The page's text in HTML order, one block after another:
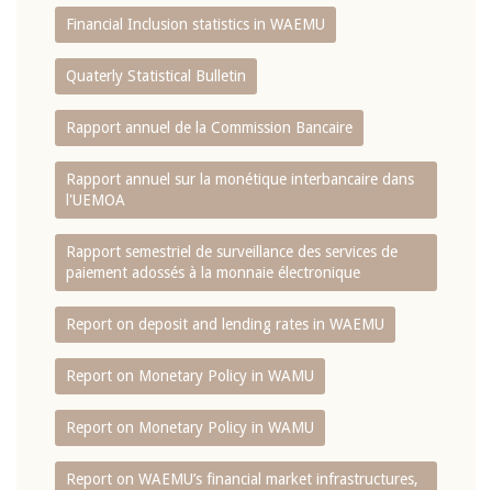
Financial Inclusion statistics in WAEMU
Quaterly Statistical Bulletin
Rapport annuel de la Commission Bancaire
Rapport annuel sur la monétique interbancaire dans
l'UEMOA
Rapport semestriel de surveillance des services de
paiement adossés à la monnaie électronique
Report on deposit and lending rates in WAEMU
Report on Monetary Policy in WAMU
Report on Monetary Policy in WAMU
Report on WAEMU’s financial market infrastructures,